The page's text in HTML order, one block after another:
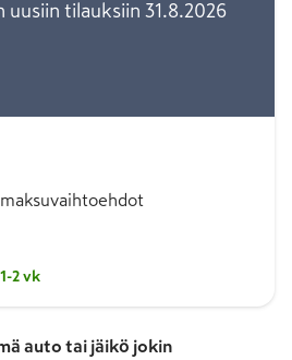
uusiin tilauksiin 31.8.2026
2 vk
auto tai jäikö jokin